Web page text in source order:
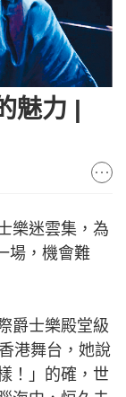
魅力 |
迷雲集，為
場，機會難
士樂殿堂級
港舞台，她說
！」的確，世